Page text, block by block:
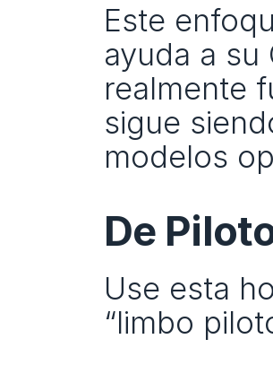
Este
ayuda a su
realmente
sigue
modelos
De
Use esta
“limbo